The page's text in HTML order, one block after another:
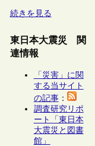
続きを見る
東日本大震災 関
連情報
「災害」に関
する当サイト
の記事：
調査研究リポ
ート「東日本
大震災と図書
館」